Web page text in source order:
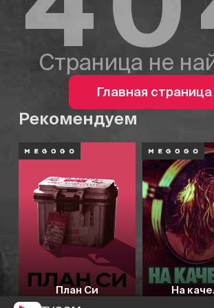
Страница не
Главная страница
Рекомендуем
План Си На